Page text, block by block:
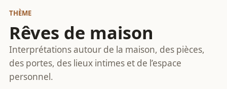
THÈME
Rêves de maison
Interprétations autour de la maison, des pièces,
des portes, des lieux intimes et de l’espace
personnel.